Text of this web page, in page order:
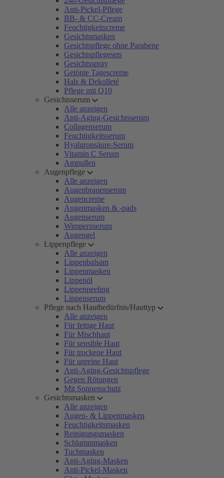
Anti-Pickel-Pflege
BB- & CC-Cream
Feuchtigkeitscreme
Gesichtsmasken
Gesichtspflege ohne Parabene
Gesichtspflegesets
Gesichtsspray
Getönte Tagescreme
Hals & Dekolleté
Pflege mit Q10
Gesichtsserum
Alle anzeigen
Anti-Aging-Gesichtsserum
Collagenserum
Feuchtigkeitsserum
Hyaluronsäure-Serum
Vitamin C Serum
Ampullen
Augenpflege
Alle anzeigen
Augenbrauenserum
Augencreme
Augenmasken & -pads
Augenserum
Wimpernserum
Augengel
Lippenpflege
Alle anzeigen
Lippenbalsam
Lippenmasken
Lippenöl
Lippenpeeling
Lippenserum
Pflege nach Hautbedürfnis/Hauttyp
Alle anzeigen
Für fettige Haut
Für Mischhaut
Für sensible Haut
Für trockene Haut
Für unreine Haut
Anti-Aging-Gesichtspflege
Gegen Rötungen
Mit Sonnenschutz
Gesichtsmasken
Alle anzeigen
Augen- & Lippenmasken
Feuchtigkeitsmasken
Reinigungsmasken
Schlammmasken
Tuchmasken
Anti-Aging-Masken
Anti-Pickel-Masken